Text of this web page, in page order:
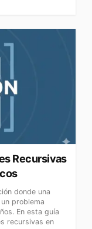
Recursivas
donde una
problema
En esta guía
recursivas en